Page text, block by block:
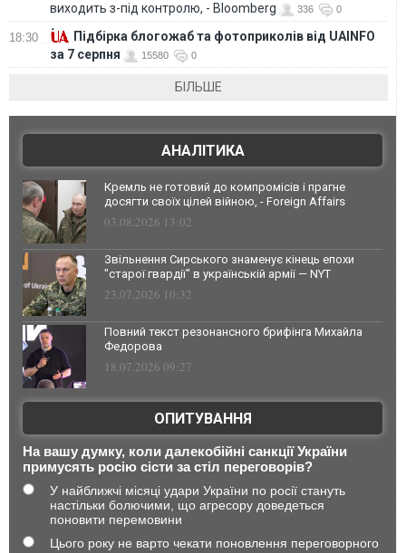
виходить з-під контролю, - Bloomberg
336 0
18:30
Підбірка блогожаб та фотоприколів від UAINFO
за 7 серпня
15580 0
БІЛЬШЕ
АНАЛІТИКА
Кремль не готовий до компромісів і прагне
досягти своїх цілей війною, - Foreign Affairs
03.08.2026 13:02
Звільнення Сирського знаменує кінець епохи
"старої гвардії" в українській армії — NYT
23.07.2026 10:32
Повний текст резонансного брифінга Михайла
Федорова
18.07.2026 09:27
ОПИТУВАННЯ
На вашу думку, коли далекобійні санкції України
примусять росію сісти за стіл переговорів?
У найближчі місяці удари України по росії стануть
настільки болючими, що агресору доведеться
поновити перемовини
Цього року не варто чекати поновлення переговорного